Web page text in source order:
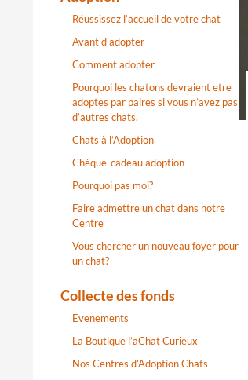
Réussissez l’accueil de votre chat
Avant d’adopter
Comment adopter
Pourquoi les chatons devraient etre
adoptes par paires si vous n’avez pas
d’autres chats.
Chats à l’Adoption
Chèque-cadeau adoption
Pourquoi pas moi?
Faire admettre un chat dans notre
Centre
Vous chercher un nouveau foyer pour
un chat?
Collecte des fonds
Evenements
La Boutique l’aChat Curieux
Nos Centres d’Adoption Chats